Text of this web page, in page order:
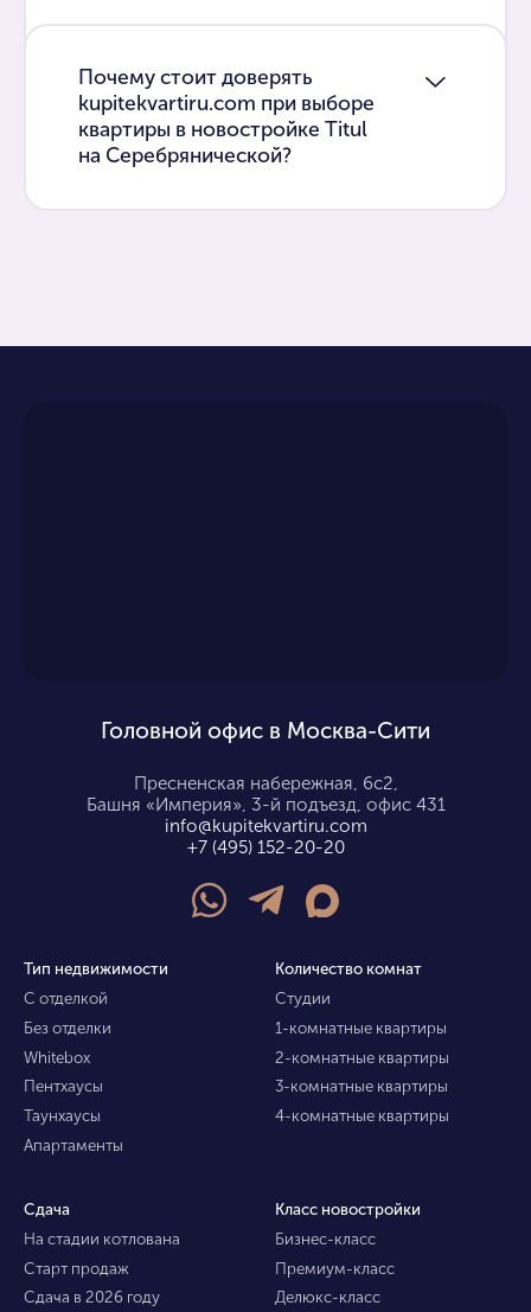
Почему стоит доверять
kupitekvartiru.com при выборе
квартиры в новостройке Titul
на Серебрянической?
Головной офис в Москва-Сити
Пресненская набережная, 6с2,
Башня «Империя», 3-й подъезд, офис 431
info@kupitekvartiru.com
+7 (495) 152-20-20
Тип недвижимости
С отделкой
Без отделки
Whitebox
Пентхаусы
Таунхаусы
Апартаменты
Количество комнат
Студии
1-комнатные квартиры
2-комнатные квартиры
3-комнатные квартиры
4-комнатные квартиры
Сдача
На стадии котлована
Старт продаж
Сдача в 2026 году
Класс новостройки
Бизнес-класс
Премиум-класс
Делюкс-класс